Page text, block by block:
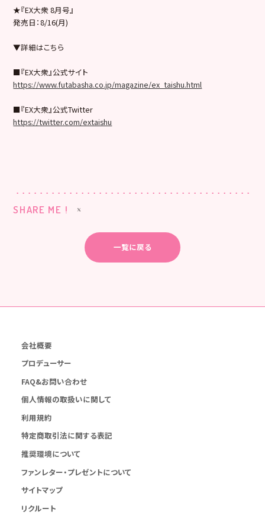
★『EX大衆 8月号』
発売日：8/16(月)
▼詳細はこちら
■『EX大衆』公式サイト
https://www.futabasha.co.jp/magazine/ex_taishu.html
■『EX大衆』公式Twitter
https://twitter.com/extaishu
SHARE ME !
一覧に戻る
会社概要
プロデューサー
FAQ&お問い合わせ
個人情報の取扱いに関して
利用規約
特定商取引法に関する表記
推奨環境について
ファンレター・プレゼントについて
サイトマップ
リクルート